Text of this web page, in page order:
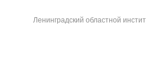
Ленинградский областной